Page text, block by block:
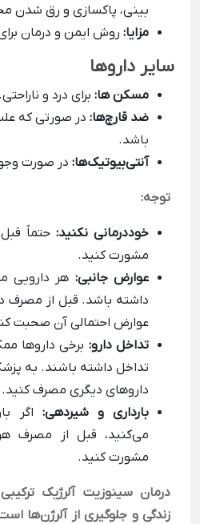
بینی، پاکسازی و رق شدن
مزایا: روش ایمن و درمان
سایر داروها
مسکن ها: برای درد و ناراحتی.
ضد قارچ‌ها: در صورتی که
باشد.
آنتی‌بیوتیک‌ها: در صورت
توجه:
خوددرمانی نکنید: حتماً
مشورت کنید.
عوارض جانبی: هر دارویی
داشته باشد. قبل از مصرف
عوارض احتمالی آن صحبت
تداخل دارو: برخی داروها
تداخل داشته باشند. به
داروهای دیگری مصرف کنید.
بارداری و شیردهی: اگر
می‌کنید، قبل از مصرف
مشورت کنید.
درمان سینوزیت آلرژیک
زندگی و جلوگیری از آلرژن‌ها